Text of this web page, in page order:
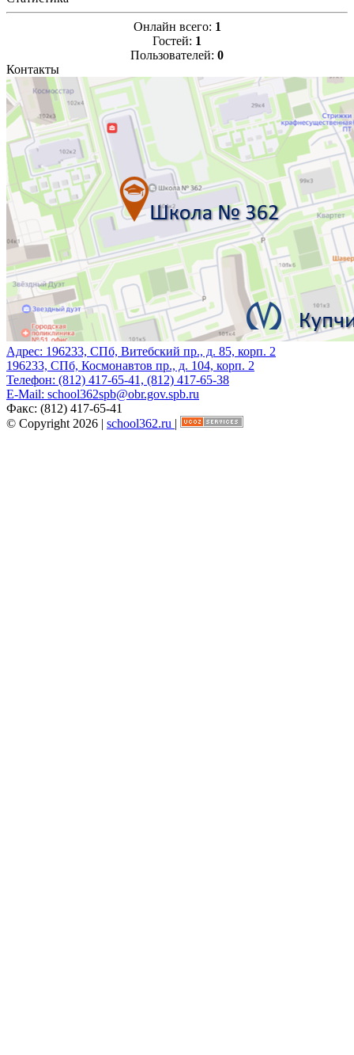
Онлайн всего: 1
Гостей: 1
Пользователей: 0
Контакты
Адрес: 196233, СПб, Витебский пр., д. 85, корп. 2
196233, СПб, Космонавтов пр., д. 104, корп. 2
Телефон: (812) 417-65-41, (812) 417-65-38
E-Mail: school362spb@obr.gov.spb.ru
Факс: (812) 417-65-41
© Copyright 2026 | school362.ru |